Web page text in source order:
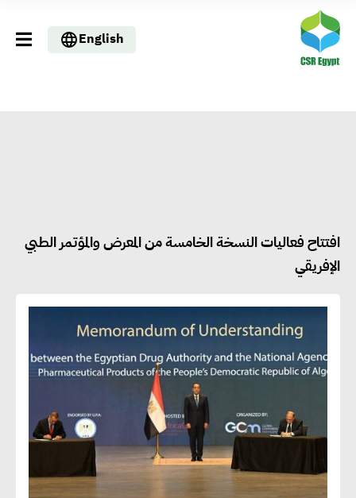
English
افتتاح فعاليات النسخة الخامسة من المعرض والمؤتمر الطبي
الإفريقي